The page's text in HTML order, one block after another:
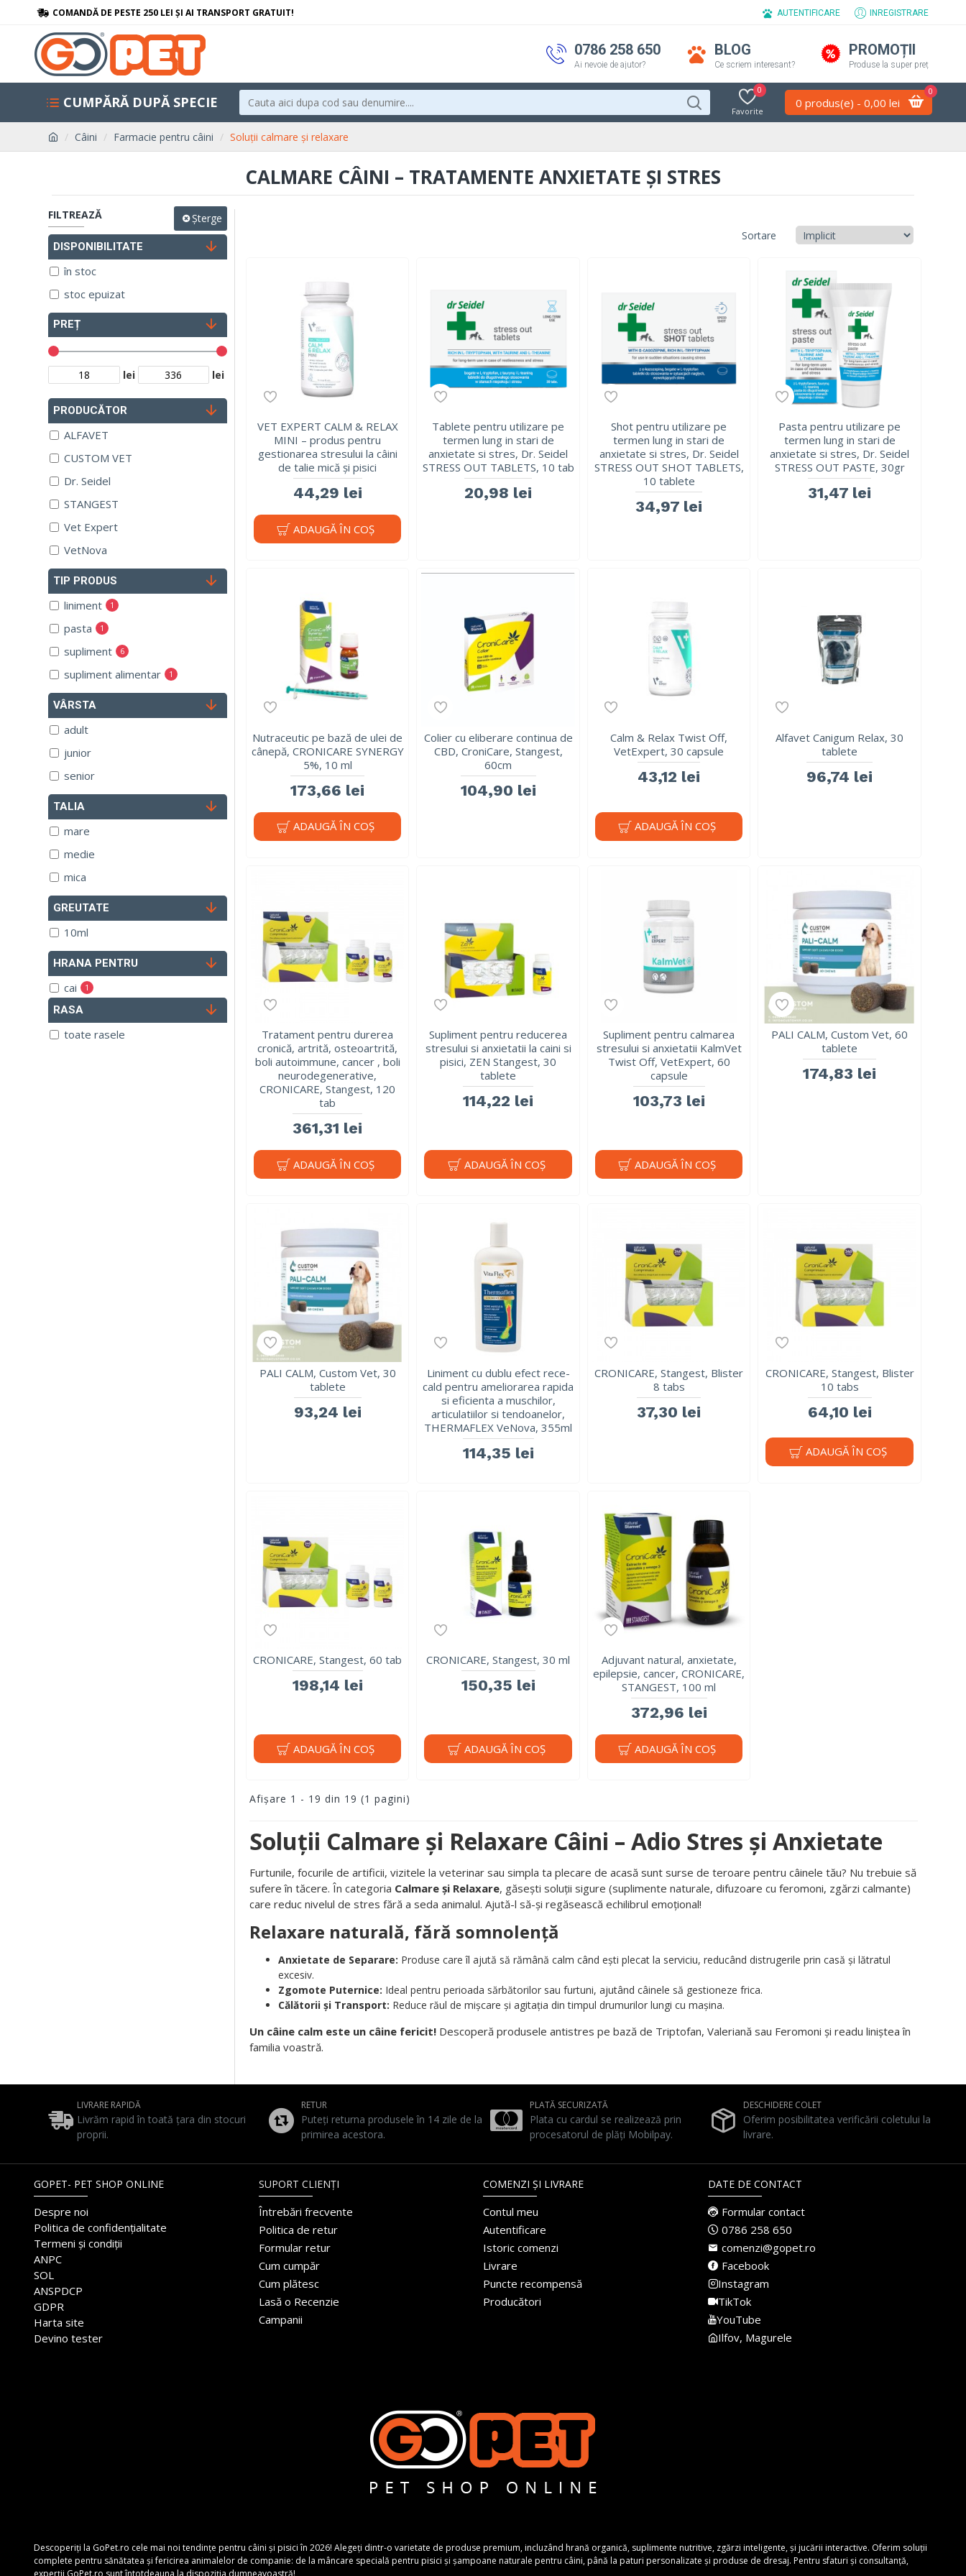
COMANDĂ DE PESTE 250 LEI ȘI AI TRANSPORT GRATUIT! AUTENTIFICARE INREGISTRARE
0786 258 650
Ai nevoie de ajutor?
BLOG
Ce scriem interesant?
PROMOȚII
Produse la super preț
CUMPĂRĂ DUPĂ SPECIE
Favorite
0
0 produs(e) - 0,00 lei
0
Câini Farmacie pentru câini Soluții calmare și relaxare
CALMARE CÂINI – TRATAMENTE ANXIETATE ȘI STRES
FILTREAZĂ Șterge
PREȚ
lei lei
PRODUCĂTOR
ALFAVET
CUSTOM VET
Dr. Seidel
STANGEST
Vet Expert
VetNova
GREUTATE
10ml
VÂRSTA
adult
junior
senior
HRANA PENTRU
cai 1
caini
pisici 11
TIP PRODUS
liniment 1
pasta 1
supliment 6
supliment alimentar 1
TALIA
mare
medie
mica
RASA
toate rasele
DISPONIBILITATE
în stoc
stoc epuizat
Soluții Calmare și Relaxare Câini – Adio Stres și Anxietate
Furtunile, focurile de artificii, vizitele la veterinar sau simpla ta plecare de acasă sunt surse de teroare pentru câinele tău? Nu trebuie să
sufere în tăcere. În categoria Calmare și Relaxare, găsești soluții sigure (suplimente naturale, difuzoare cu feromoni, zgărzi calmante)
care reduc nivelul de stres fără a seda animalul. Ajută-l să-și regăsească echilibrul emoțional!
Relaxare naturală, fără somnolență
Anxietate de Separare: Produse care îl ajută să rămână calm când ești plecat la serviciu, reducând distrugerile prin casă și lătratul
excesiv.
Zgomote Puternice: Ideal pentru perioada sărbătorilor sau furtuni, ajutând câinele să gestioneze frica.
Călătorii și Transport: Reduce răul de mișcare și agitația din timpul drumurilor lungi cu mașina.
Un câine calm este un câine fericit! Descoperă produsele antistres pe bază de Triptofan, Valeriană sau Feromoni și readu liniștea în
familia voastră.
Sortare
VET EXPERT CALM & RELAX
MINI – produs pentru
gestionarea stresului la câini
de talie mică și pisici
44,29 lei
ADAUGĂ ÎN COŞ
Tablete pentru utilizare pe
termen lung in stari de
anxietate si stres, Dr. Seidel
STRESS OUT TABLETS, 10 tab
20,98 lei
Shot pentru utilizare pe
termen lung in stari de
anxietate si stres, Dr. Seidel
STRESS OUT SHOT TABLETS,
10 tablete
34,97 lei
Pasta pentru utilizare pe
termen lung in stari de
anxietate si stres, Dr. Seidel
STRESS OUT PASTE, 30gr
31,47 lei
Nutraceutic pe bază de ulei de
cânepă, CRONICARE SYNERGY
5%, 10 ml
173,66 lei
ADAUGĂ ÎN COŞ
Colier cu eliberare continua de
CBD, CroniCare, Stangest,
60cm
104,90 lei
Calm & Relax Twist Off,
VetExpert, 30 capsule
43,12 lei
ADAUGĂ ÎN COŞ
Alfavet Canigum Relax, 30
tablete
96,74 lei
Tratament pentru durerea
cronică, artrită, osteoartrită,
boli autoimmune, cancer , boli
neurodegenerative,
CRONICARE, Stangest, 120
tab
361,31 lei
ADAUGĂ ÎN COŞ
Supliment pentru reducerea
stresului si anxietatii la caini si
pisici, ZEN Stangest, 30
tablete
114,22 lei
ADAUGĂ ÎN COŞ
Supliment pentru calmarea
stresului si anxietatii KalmVet
Twist Off, VetExpert, 60
capsule
103,73 lei
ADAUGĂ ÎN COŞ
PALI CALM, Custom Vet, 60
tablete
174,83 lei
PALI CALM, Custom Vet, 30
tablete
93,24 lei
Liniment cu dublu efect rece-
cald pentru ameliorarea rapida
si eficienta a muschilor,
articulatiilor si tendoanelor,
THERMAFLEX VeNova, 355ml
114,35 lei
CRONICARE, Stangest, Blister
8 tabs
37,30 lei
CRONICARE, Stangest, Blister
10 tabs
64,10 lei
ADAUGĂ ÎN COŞ
CRONICARE, Stangest, 60 tab
198,14 lei
ADAUGĂ ÎN COŞ
CRONICARE, Stangest, 30 ml
150,35 lei
ADAUGĂ ÎN COŞ
Adjuvant natural, anxietate,
epilepsie, cancer, CRONICARE,
STANGEST, 100 ml
372,96 lei
ADAUGĂ ÎN COŞ
Afişare 1 - 19 din 19 (1 pagini)
LIVRARE RAPIDĂ
Livrăm rapid în toată țara din stocuri
proprii.
RETUR
Puteți returna produsele în 14 zile de la
primirea acestora.
PLATĂ SECURIZATĂ
Plata cu cardul se realizează prin
procesatorul de plăți Mobilpay.
DESCHIDERE COLET
Oferim posibilitatea verificării coletului la
livrare.
GOPET- PET SHOP ONLINE
Despre noi
Politica de confidențialitate
Termeni și condiții
ANPC
SOL
ANSPDCP
GDPR
Harta site
Devino tester
SUPORT CLIENȚI
Întrebări frecvente
Politica de retur
Formular retur
Cum cumpăr
Cum plătesc
Lasă o Recenzie
Campanii
COMENZI ȘI LIVRARE
Contul meu
Autentificare
Istoric comenzi
Livrare
Puncte recompensă
Producători
DATE DE CONTACT
Formular contact
0786 258 650
comenzi@gopet.ro
Facebook
Instagram
TikTok
YouTube
Ilfov, Magurele
Descoperiți la GoPet.ro cele mai noi tendințe pentru câini și pisici în 2026! Alegeți dintr-o varietate de produse premium, incluzând hrană organică, suplimente nutritive, zgărzi inteligente, și jucării interactive. Oferim soluții
complete pentru sănătatea și fericirea animalelor de companie: de la mâncare specială pentru pisici și șampoane naturale pentru câini, până la paturi personalizate și produse de dresaj. Pentru sfaturi și consultanță,
experții GoPet.ro sunt întotdeauna la dispoziția dumneavoastră!